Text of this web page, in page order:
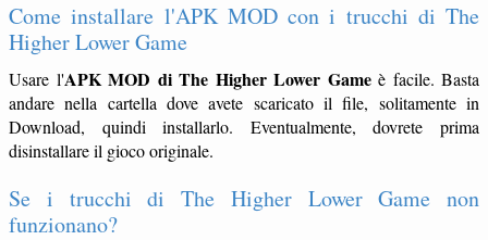
Come installare l'APK MOD con i trucchi di The
Higher Lower Game
Usare l'APK MOD di The Higher Lower Gameè facile. Basta
andare nella cartella dove avete scaricato il file, solitamente in
Download, quindi installarlo. Eventualmente, dovrete prima
disinstallare il gioco originale.
Se i trucchi di The Higher Lower Game non
funzionano?